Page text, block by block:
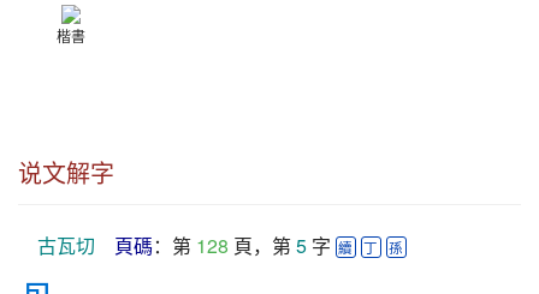
楷書
说文解字
古瓦切 頁碼：第 128 頁，第 5 字 續 丁 孫